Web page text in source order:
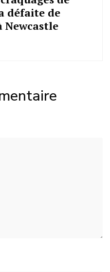
défaite de
Newcastle